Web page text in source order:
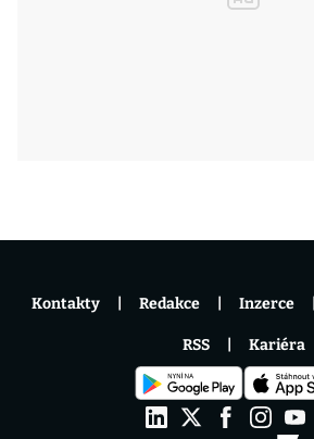
Kontakty Redakce Inzerce
RSS Kariéra